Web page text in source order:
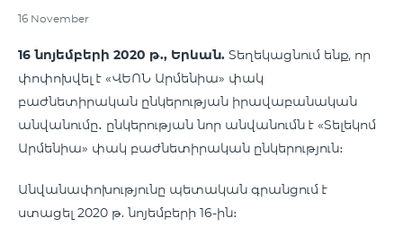
16 November
16 նոյեմբերի 2020 թ., Երևան. Տեղեկացնում ենք, որ
փոփոխվել է «ՎԵՈՆ Արմենիա» փակ
բաժնետիրական ընկերության իրավաբանական
անվանումը․ ընկերության նոր անվանումն է «Տելեկոմ
Արմենիա» փակ բաժնետիրական ընկերություն։
Անվանափոխությունը պետական գրանցում է
ստացել 2020 թ. նոյեմբերի 16-ին։